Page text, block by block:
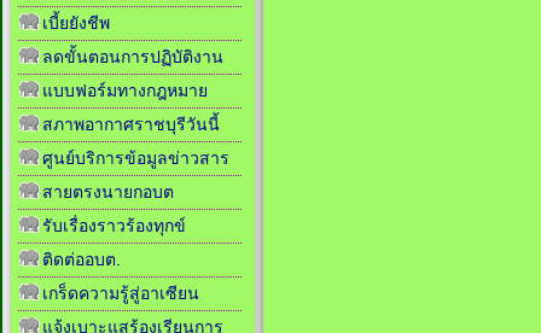
เบี้ยยังชีพ
ลดขั้นตอนการปฏิบัติงาน
แบบฟอร์มทางกฎหมาย
สภาพอากาศราชบุรีวันนี้
ศูนย์บริการข้อมูลข่าวสาร
สายตรงนายกอบต
รับเรื่องราวร้องทุกข์
ติดต่ออบต.
เกร็ดความรู้สู่อาเซียน
แจ้งเบาะแสร้องเรียนการ